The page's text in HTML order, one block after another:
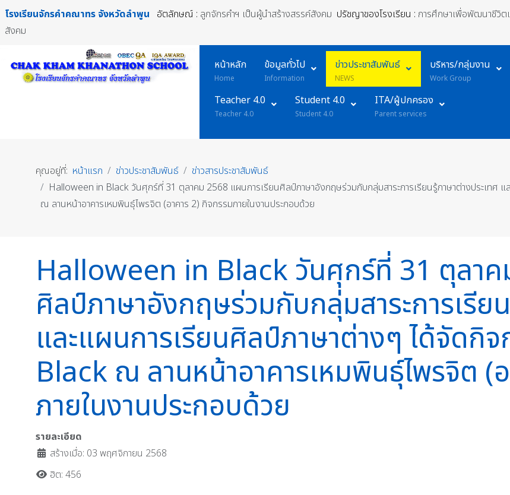
โรงเรียนจักรคำคณาทร จังหวัดลำพูน อัตลักษณ์ : ลูกจักรคำฯ เป็นผู้นำสร้างสรรค์สังคม ปรัชญาของโรงเรียน : การศึกษาเพื่อพัฒนาชีวิต
สังคม
หน้าหลัก
Home
ข้อมูลทั่วไป
Information
ข่าวประชาสัมพันธ์
NEWS
บริหาร/กลุ่มงาน
Work Group
Teacher 4.0
Teacher 4.0
Student 4.0
Student 4.0
ITA/ผู้ปกครอง
Parent services
คุณอยู่ที่: หน้าแรก ข่าวประชาสัมพันธ์
ข่าวสารประชาสัมพันธ์
Halloween in Black วันศุกร์ที่ 31 ตุลาคม 2568 แผนการเรียนศิลป์ภาษาอังกฤษร่วมกับกลุ่มสาระการเรียนรู้ภาษาต่างประเทศ
ณ ลานหน้าอาคารเหมพินธุ์ไพรจิต (อาคาร 2) กิจกรรมภายในงานประกอบด้วย
Halloween in Black วันศุกร์ที่ 31 ตุลาค
ศิลป์ภาษาอังกฤษร่วมกับกลุ่มสาระการเรีย
และแผนการเรียนศิลป์ภาษาต่างๆ ได้จัดกิ
Black ณ ลานหน้าอาคารเหมพินธุ์ไพรจิต (
ภายในงานประกอบด้วย
รายละเอียด
สร้างเมื่อ: 03 พฤศจิกายน 2568
ฮิต: 456